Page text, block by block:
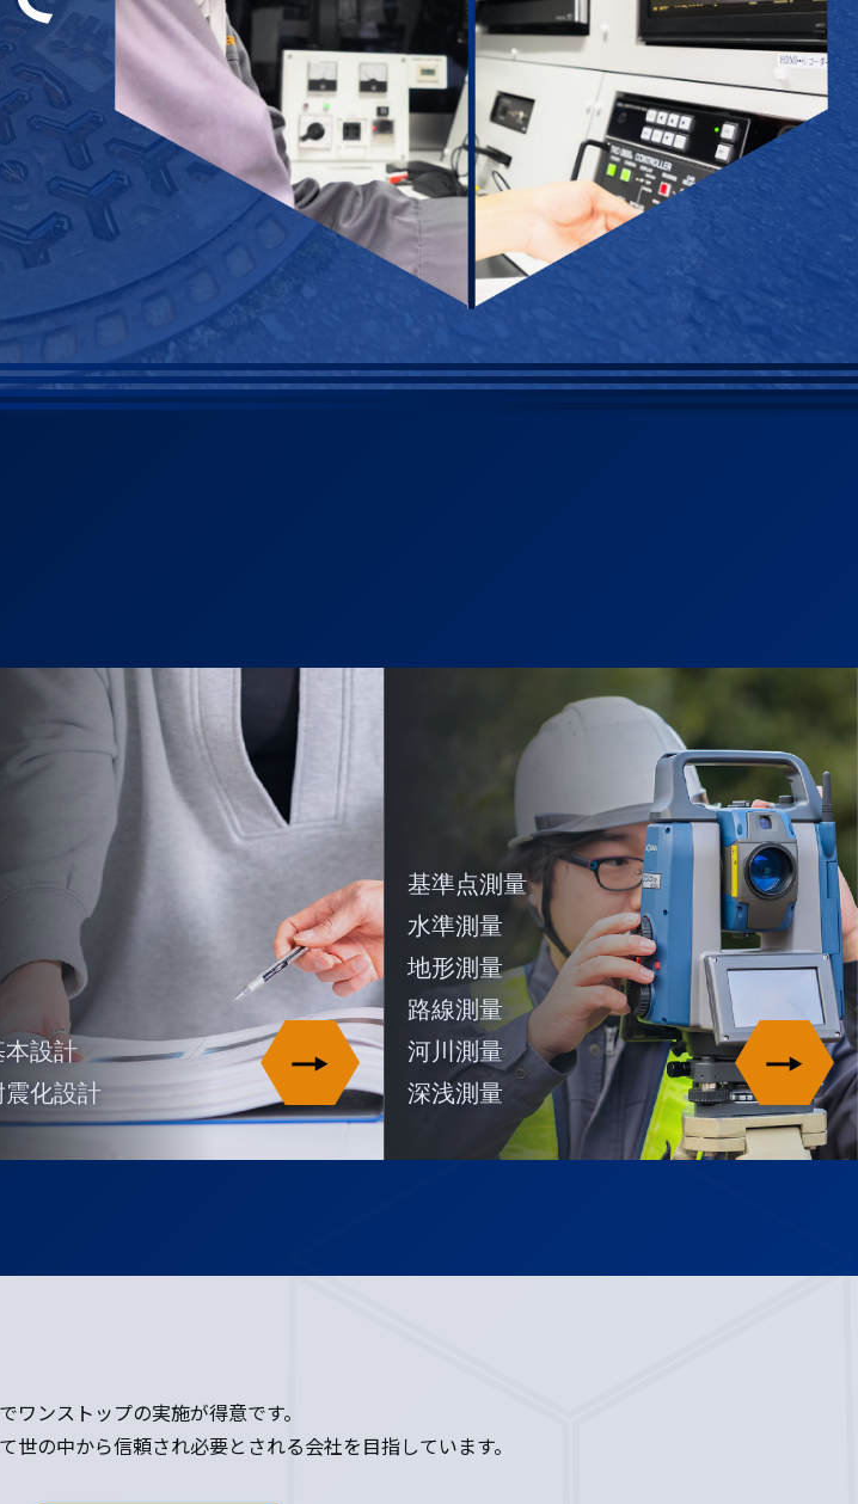
設計
化設計
基準点測量
水準測量
地形測量
路線測量
河川測量
深浅測量
ンストップの実施が得意です。
世の中から信頼され必要とされる会社を目指しています。